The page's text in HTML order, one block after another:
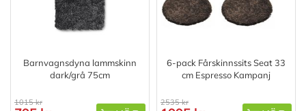
Barnvagnsdyna lammskinn
dark/grå 75cm
1015 kr
6-pack Fårskinnssits Seat 33
cm Espresso Kampanj
2535 kr